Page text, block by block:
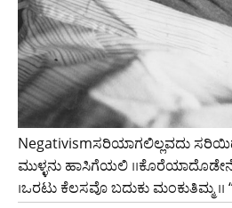
Negativismಸರಿಯಾಗಲಿಲ್ಲವದು
ಮುಳ್ಳನು ಹಾಸಿಗೆಯಲಿ
।ಒರಟು ಕೆಲಸವೊ ಬದುಕು ಮಂಕುತಿಮ್ಮ ।।